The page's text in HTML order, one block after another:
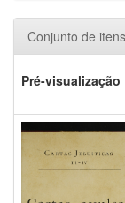
Conjunto de
Pré-visualização